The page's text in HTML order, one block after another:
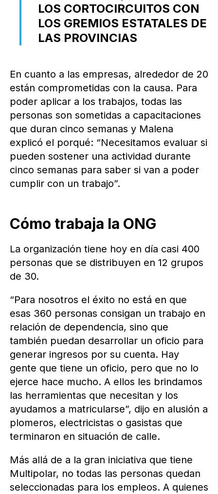
LOS CORTOCIRCUITOS CON
LOS GREMIOS ESTATALES DE
LAS PROVINCIAS
En cuanto a las empresas, alrededor de 20
están comprometidas con la causa. Para
poder aplicar a los trabajos, todas las
personas son sometidas a capacitaciones
que duran cinco semanas y Malena
explicó el porqué: “Necesitamos evaluar si
pueden sostener una actividad durante
cinco semanas para saber si van a poder
cumplir con un trabajo”.
Cómo trabaja la ONG
La organización tiene hoy en día casi 400
personas que se distribuyen en 12 grupos
de 30.
“Para nosotros el éxito no está en que
esas 360 personas consigan un trabajo en
relación de dependencia, sino que
también puedan desarrollar un oficio para
generar ingresos por su cuenta. Hay
gente que tiene un oficio, pero que no lo
ejerce hace mucho. A ellos les brindamos
las herramientas que necesitan y los
ayudamos a matricularse”, dijo en alusión a
plomeros, electricistas o gasistas que
terminaron en situación de calle.
Más allá de a la gran iniciativa que tiene
Multipolar, no todas las personas quedan
seleccionadas para los empleos. A quienes